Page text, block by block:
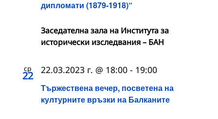
дипломати (1879-1918)“
Заседателна зала на Института за
исторически изследвания – БАН
ср
22
Тържествена вечер, посветена на
културните връзки на Балканите
22.03.2023 г. @ 18:00 - 19:00